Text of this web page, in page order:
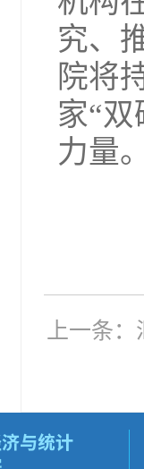
究、
院将
家“
力量
上一条：